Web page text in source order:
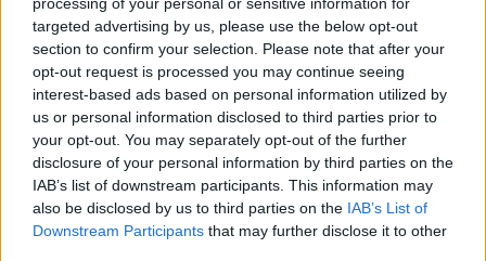
targeted advertising by us, please use the below opt-out
section to confirm your selection. Please note that after your
opt-out request is processed you may continue seeing
interest-based ads based on personal information utilized by
us or personal information disclosed to third parties prior to
your opt-out. You may separately opt-out of the further
disclosure of your personal information by third parties on the
IAB’s list of downstream participants. This information may
also be disclosed by us to third parties on the IAB’s List of
Downstream Participants that may further disclose it to other
nascono da stanchezza o fame, è utile intervenire
fattori di contesto
(routine, pause, merende). In
caso di differenze marcate d’età, si tutela il più
piccolo con confini più stretti, evitando di
trasformare il maggiore in un
controllore . Se
emergono temi ricorrenti (invidia, esclusione), si
inseriscono micro-rituali preventivi: calendario dei
turni, “angolo dei prestiti”, tempi speciali uno a uno